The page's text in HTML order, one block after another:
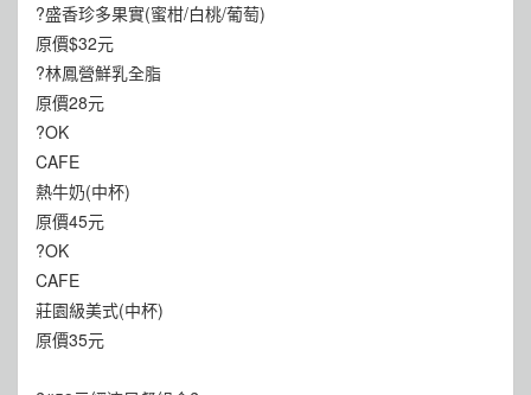
?盛香珍多果實(蜜柑/白桃/葡萄)
原價$32元
?林鳳營鮮乳全脂
原價28元
?OK
CAFE
熱牛奶(中杯)
原價45元
?OK
CAFE
莊園級美式(中杯)
原價35元